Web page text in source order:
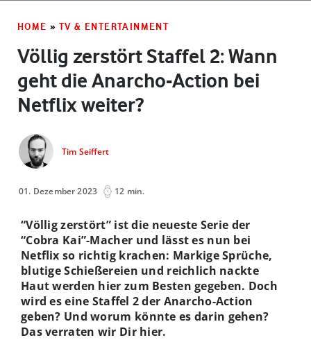
HOME » TV & ENTERTAINMENT
Völlig zerstört Staffel 2: Wann
geht die Anarcho-Action bei
Netflix weiter?
Tim Seiffert
01. Dezember 2023 12 min.
“Völlig zerstört” ist die neueste Serie der
“Cobra Kai”-Macher und lässt es nun bei
Netflix so richtig krachen: Markige Sprüche,
blutige Schießereien und reichlich nackte
Haut werden hier zum Besten gegeben. Doch
wird es eine Staffel 2 der Anarcho-Action
geben? Und worum könnte es darin gehen?
Das verraten wir Dir hier.